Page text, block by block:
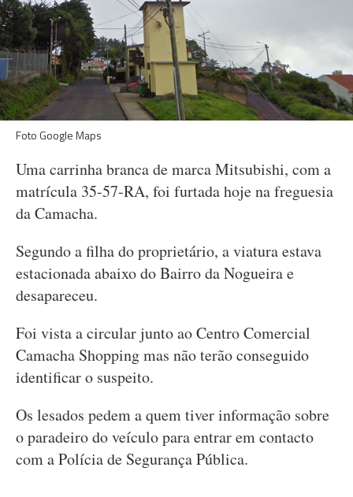
Foto Google Maps
Uma carrinha branca de marca Mitsubishi, com a
matrícula 35-57-RA, foi furtada hoje na freguesia
da Camacha.
Segundo a filha do proprietário, a viatura estava
estacionada abaixo do Bairro da Nogueira e
desapareceu.
Foi vista a circular junto ao Centro Comercial
Camacha Shopping mas não terão conseguido
identificar o suspeito.
Os lesados pedem a quem tiver informação sobre
o paradeiro do veículo para entrar em contacto
com a Polícia de Segurança Pública.